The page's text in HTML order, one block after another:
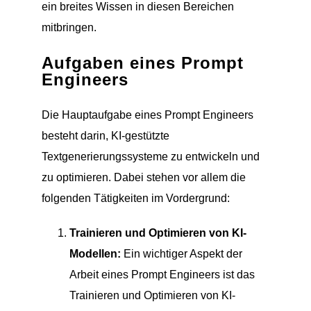
ein breites Wissen in diesen Bereichen
mitbringen.
Aufgaben eines Prompt
Engineers
Die Hauptaufgabe eines Prompt Engineers
besteht darin, KI-gestützte
Textgenerierungssysteme zu entwickeln und
zu optimieren. Dabei stehen vor allem die
folgenden Tätigkeiten im Vordergrund:
Trainieren und Optimieren von KI-
Modellen: Ein wichtiger Aspekt der
Arbeit eines Prompt Engineers ist das
Trainieren und Optimieren von KI-